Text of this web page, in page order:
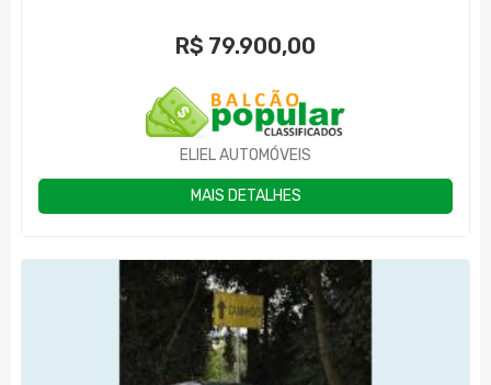
R$ 79.900,00
ELIEL AUTOMÓVEIS
MAIS DETALHES